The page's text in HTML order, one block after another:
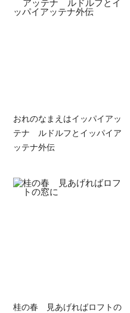
おれのなまえはイッパイアッ
テナ ルドルフとイッパイア
ッテナ外伝
桂の春 見あげればロフトの